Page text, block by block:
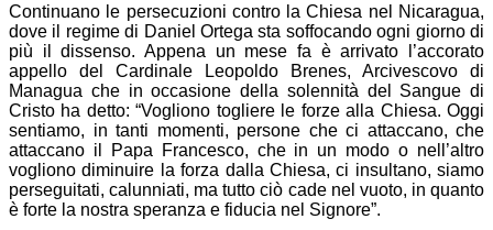
Continuano le persecuzioni contro la Chiesa nel Nicaragua,
dove il regime di Daniel Ortega sta soffocando ogni giorno di
più il dissenso. Appena un mese fa è arrivato l’accorato
appello del Cardinale Leopoldo Brenes, Arcivescovo di
Managua che in occasione della solennità del Sangue di
Cristo ha detto: “Vogliono togliere le forze alla Chiesa. Oggi
sentiamo, in tanti momenti, persone che ci attaccano, che
attaccano il Papa Francesco, che in un modo o nell’altro
vogliono diminuire la forza dalla Chiesa, ci insultano, siamo
perseguitati, calunniati, ma tutto ciò cade nel vuoto, in quanto
è forte la nostra speranza e fiducia nel Signore”.